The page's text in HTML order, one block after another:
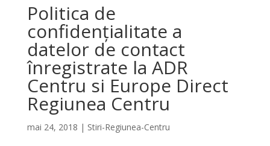
Politica de
confidențialitate a
datelor de contact
înregistrate la ADR
Centru si Europe Direct
Regiunea Centru
mai 24, 2018 | Stiri-Regiunea-Centru